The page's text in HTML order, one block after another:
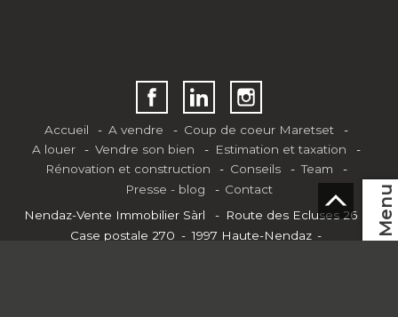
Menu
Accueil A vendre
Coup de coeur Maretset
A louer
Vendre son bien
Estimation et taxation
Rénovation et construction
Conseils
Team
Presse - blog
Contact
Nendaz-Vente Immobilier Sàrl
Route des Ecluses 26
Case postale 270
1997 Haute-Nendaz